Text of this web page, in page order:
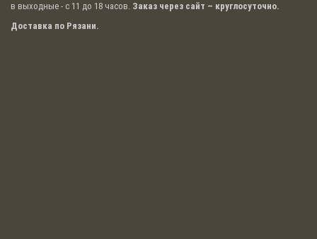
в выходные - с 11 до 18 часов. Заказ через сайт – круглосуточно.
Доставка по Рязани.